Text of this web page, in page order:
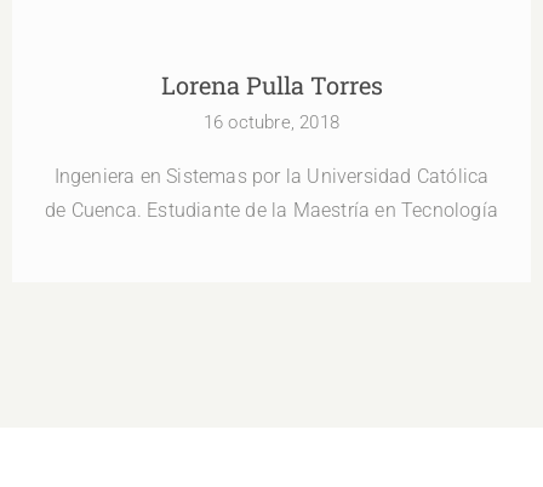
Lorena Pulla Torres
16 octubre, 2018
Ingeniera en Sistemas por la Universidad Católica
de Cuenca. Estudiante de la Maestría en Tecnología